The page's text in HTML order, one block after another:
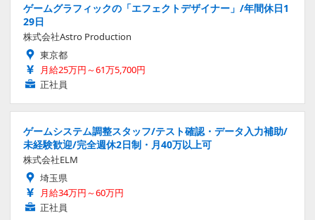
ゲームグラフィックの「エフェクトデザイナー」/年間休日1
29日
株式会社Astro Production
東京都
月給25万円～61万5,700円
正社員
ゲームシステム調整スタッフ/テスト確認・データ入力補助/
未経験歓迎/完全週休2日制・月40万以上可
株式会社ELM
埼玉県
月給34万円～60万円
正社員